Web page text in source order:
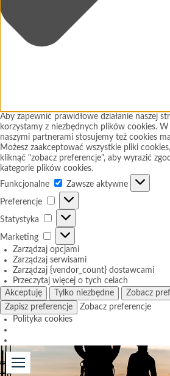
Aby zapewnić prawidłowe działanie naszej
korzystamy z niezbędnych plików cookies.
naszymi partnerami stosujemy też cookies
Możesz zaakceptować wszystkie pliki
kliknąć "zobacz preferencje", aby wyrazić
kategorie plików cookies.
Funkcjonalne
Zawsze aktywne
Preferencje
Preferencje
Statystyka
Statystyka
Marketing
Marketing
Zarządzaj opcjami
Zarządzaj serwisami
Zarządzaj {vendor_count} dostawcami
Przeczytaj więcej o tych celach
Akceptuję
Tylko niezbędne
Zobacz
Zapisz preferencje
Zobacz preferencje
Polityka cookies